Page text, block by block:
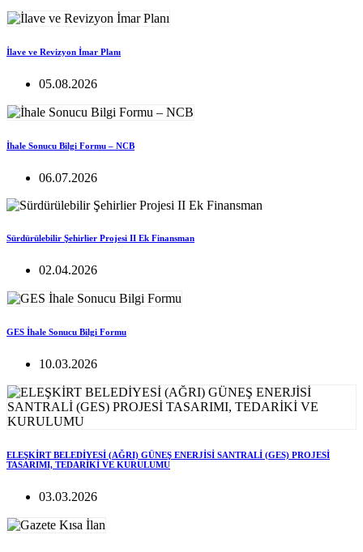
İlave ve Revizyon İmar Planı
05.08.2026
İhale Sonucu Bilgi Formu – NCB
06.07.2026
Sürdürülebilir Şehirlier Projesi II Ek Finansman
02.04.2026
GES İhale Sonucu Bilgi Formu
10.03.2026
ELEŞKİRT BELEDİYESİ (AĞRI) GÜNEŞ ENERJİSİ SANTRALİ (GES) PROJESİ
TASARIMI, TEDARİKİ VE KURULUMU
03.03.2026